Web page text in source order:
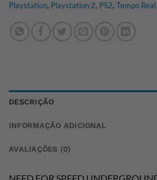
Playstation, Playstation 2, PS2, Tempo Real
DESCRIÇÃO
INFORMAÇÃO ADICIONAL
AVALIAÇÕES (0)